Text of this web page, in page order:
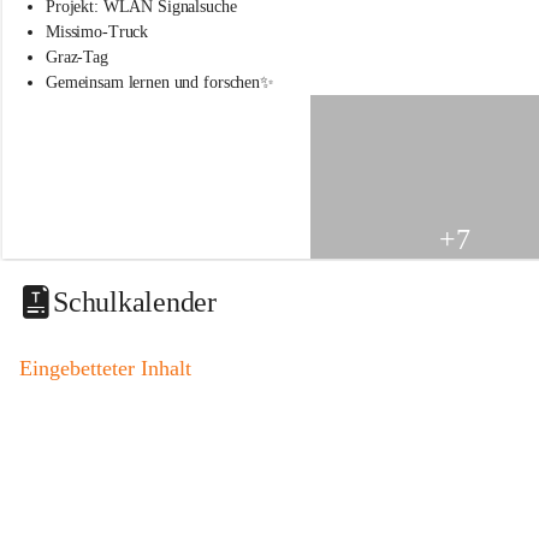
s
s
c
i
t
a
o
Projekt: WLAN Signalsuche
Missimo-Truck
Graz-Tag
Gemeinsam lernen und forschen✨
+7
Schulkalender
Eingebetteter Inhalt